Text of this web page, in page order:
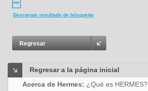
Descargar resultado de búsqueda
Regresar
Regresar a la página inicial
Acerca de Hermes: ¿Qué es HERMES?